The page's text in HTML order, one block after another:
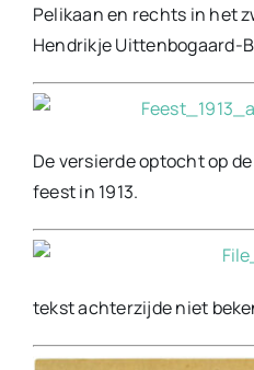
Pelikaan en rechts in het
Hendrikje Uittenbogaard-
De versierde optocht op
feest in 1913.
tekst achterzijde niet